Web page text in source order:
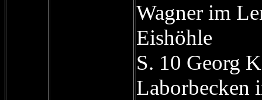
Wagner im
Eishöhle
S. 10 Georg
Laborbecken